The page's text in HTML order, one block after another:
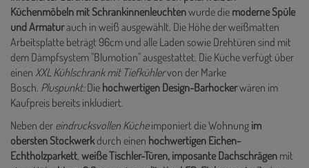
Küchenmöbeln mit Schrankinnenleuchtenwurde die moderne Spüle
und Armaturauch in weiß ausgewählt. Die Höhe der weißmatten
Arbeitsplatte beträgt 96cm und alle Laden sowie Drehtüren sind mit
dem Dämpfsystem "Blumotion" ausgestattet. Die Küche verfügt über
einen XXL Kühlschrank mit Tiefkühlervon der Marke
Bosch. Pluspunkt:Die hochwertigen Design-Barhockerwären im
Kaufpreis bereits inkludiert.
Neben der eindrucksvollen Kücheimponiert die Wohnung im
obersten Stockwerkdurch einen hochwertigen Eichen-
Echtholzparkett, weiße Tischler-Türen, imposante Dachschrägen mit